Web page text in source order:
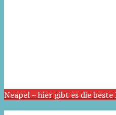
Neapel – hier gibt es die